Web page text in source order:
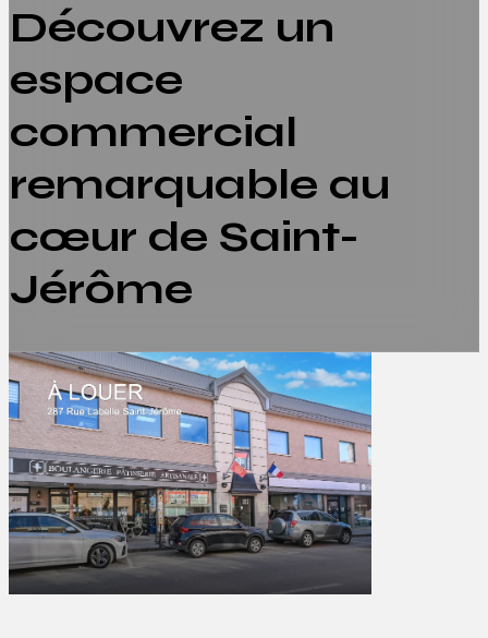
Découvrez un
espace
commercial
remarquable au
cœur de Saint-
Jérôme